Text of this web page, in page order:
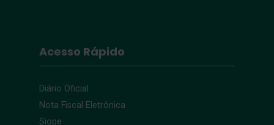
Acesso Rápido
Diário Oficial
Nota Fiscal Eletrônica
Siope